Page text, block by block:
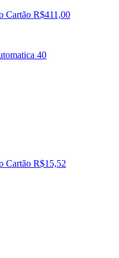
Cartão R$411,00
40
Cartão R$15,52